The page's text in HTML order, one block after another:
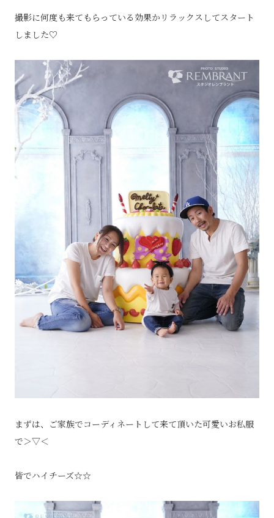
撮影に何度も来てもらっている効果かリラックスしてスタート
しました♡
まずは、ご家族でコーディネートして来て頂いた可愛いお私服
で＞▽＜
皆でハイチーズ☆☆